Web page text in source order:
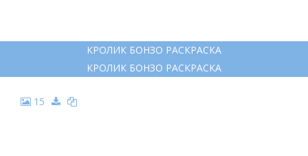
КРОЛИК БОНЗО РАСКРАСКА
КРОЛИК БОНЗО РАСКРАСКА
15